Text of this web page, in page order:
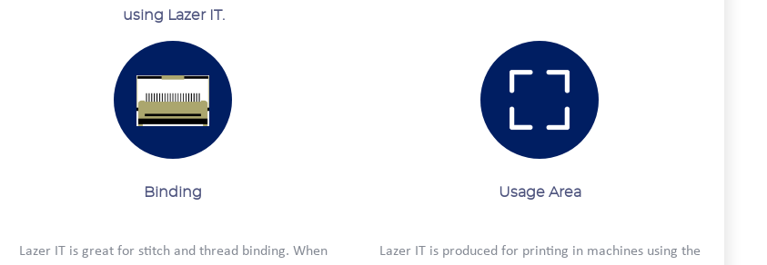
using Lazer IT.
Binding
Lazer IT is great for stitch and thread binding. When
Usage Area
Lazer IT is produced for printing in machines using the